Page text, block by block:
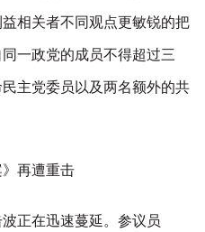
相关者不同观点更敏锐的把
一政党的成员不得超过三
主党委员以及两名额外的共
再遭重击
正在迅速蔓延。参议员